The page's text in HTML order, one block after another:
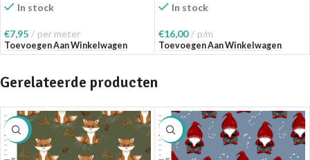
In stock
€7,95 per meter
Toevoegen Aan Winkelwagen
In stock
€16,00 p/m
Toevoegen Aan Winkelwagen
Gerelateerde producten
SALE SALE